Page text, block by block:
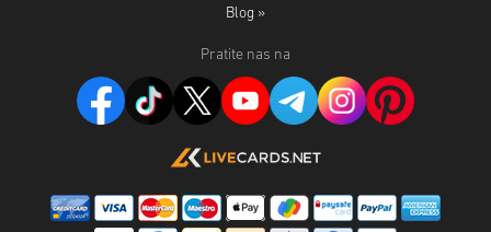
Blog »
Pratite nas na